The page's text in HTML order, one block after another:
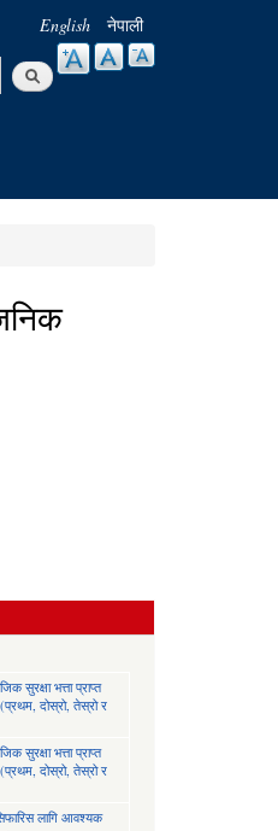
English नेपाली
सुरक्षा भत्ता प्राप्त
(प्रथम, दोस्रो, तेस्रो र
सुरक्षा भत्ता प्राप्त
(प्रथम, दोस्रो, तेस्रो र
लागि आवश्यक